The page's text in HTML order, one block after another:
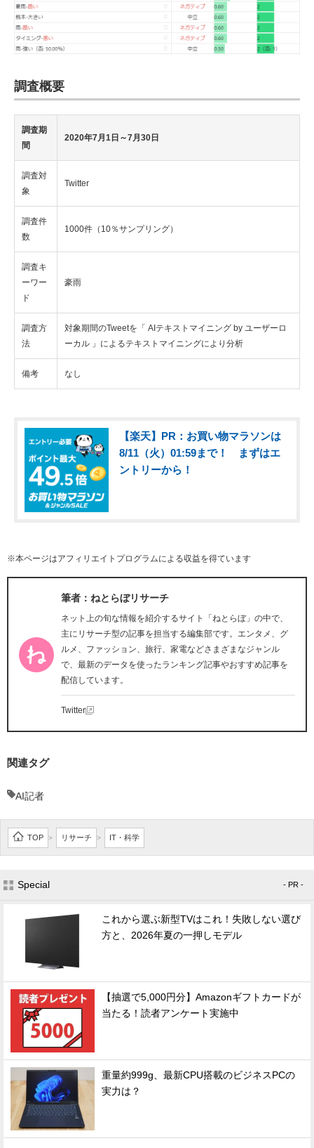
調査概要
調査期
間
2020年7月1日～7月30日
調査対
象
Twitter
調査件
数
1000件（10％サンプリング）
調査キ
ーワー
ド
豪雨
調査方
法
対象期間のTweetを「 AIテキストマイニング by ユーザーロ
ーカル 」によるテキストマイニングにより分析
備考 なし
【楽天】PR：お買い物マラソンは
8/11（火）01:59まで！ まずはエ
ントリーから！
※本ページはアフィリエイトプログラムによる収益を得ています
筆者：ねとらぼリサーチ
ネット上の旬な情報を紹介するサイト「ねとらぼ」の中で、
主にリサーチ型の記事を担当する編集部です。エンタメ、グ
ルメ、ファッション、旅行、家電などさまざまなジャンル
で、最新のデータを使ったランキング記事やおすすめ記事を
配信しています。
Twitter
関連タグ
AI記者
TOP > リサーチ > IT・科学
Special - PR -
これから選ぶ新型TVはこれ！失敗しない選び
方と、2026年夏の一押しモデル
【抽選で5,000円分】Amazonギフトカードが
当たる！読者アンケート実施中
重量約999g、最新CPU搭載のビジネスPCの
実力は？